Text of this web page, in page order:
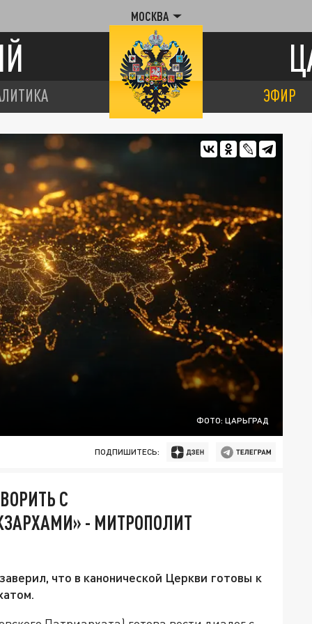
МОСКВА
ЭФИР
ФОТО: ЦАРЬГРАД
ПОДПИШИТЕСЬ:
С
- МИТРОПОЛИТ
что в канонической Церкви готовы к